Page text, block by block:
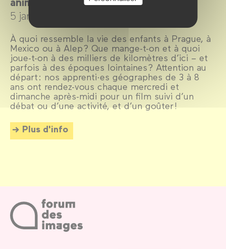
5 janvier →
À quoi ressemble la vie des enfants à Prague, à
Mexico ou à Alep ? Que mange-t-on et à quoi
joue-t-on à des milliers de kilomètres d’ici – et
parfois à des époques lointaines ? Attention au
départ : nos apprenti·es géographes de 3 à 8
ans ont rendez-vous chaque mercredi et
dimanche après-midi pour un film suivi d’un
débat ou d’une activité, et d’un goûter !
Plus d'info